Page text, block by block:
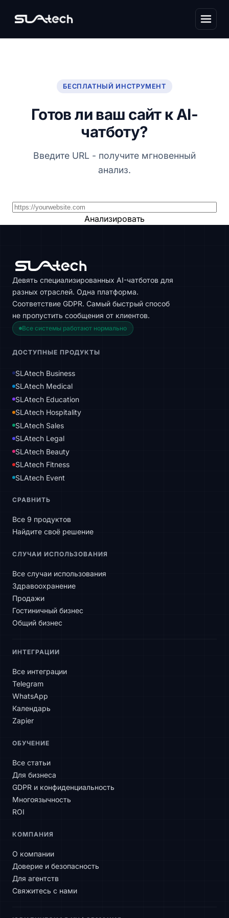
БЕСПЛАТНЫЙ ИНСТРУМЕНТ
Готов ли ваш сайт к AI-
чатботу?
Введите URL - получите мгновенный
анализ.
Анализировать
Девять специализированных AI-чатботов для
разных отраслей. Одна платформа.
Соответствие GDPR. Самый быстрый способ
не пропустить сообщения от клиентов.
Все системы работают нормально
ДОСТУПНЫЕ ПРОДУКТЫ
SLAtech Business
SLAtech Medical
SLAtech Education
SLAtech Hospitality
SLAtech Sales
SLAtech Legal
SLAtech Beauty
SLAtech Fitness
SLAtech Event
СРАВНИТЬ
Все 9 продуктов
Найдите своё решение
СЛУЧАИ ИСПОЛЬЗОВАНИЯ
Все случаи использования
Здравоохранение
Продажи
Гостиничный бизнес
Общий бизнес
ИНТЕГРАЦИИ
Все интеграции
Telegram
WhatsApp
Календарь
Zapier
ОБУЧЕНИЕ
Все статьи
Для бизнеса
GDPR и конфиденциальность
Многоязычность
ROI
КОМПАНИЯ
О компании
Доверие и безопасность
Для агентств
Свяжитесь с нами
SLAtech Bot
Здравствуйте! Чем могу помочь?